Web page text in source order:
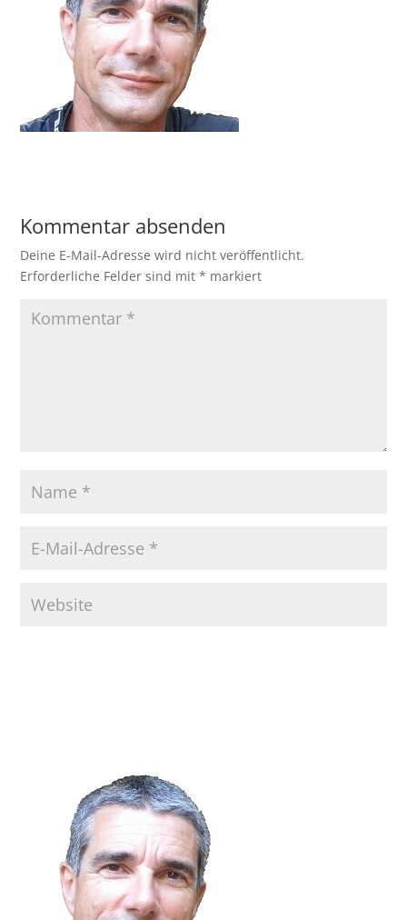
Kommentar absenden
Deine E-Mail-Adresse wird nicht veröffentlicht.
Erforderliche Felder sind mit* markiert